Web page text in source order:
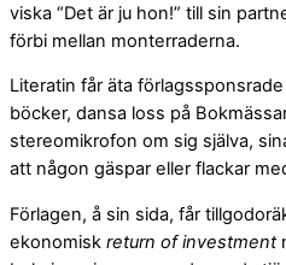
viska “Det är ju hon!” till sin
förbi mellan monterraderna.
Literatin får äta
böcker, dansa loss på
stereomikrofon om sig själva,
att någon gäspar eller flackar
Förlagen, å sin sida, får
ekonomisk return of investment